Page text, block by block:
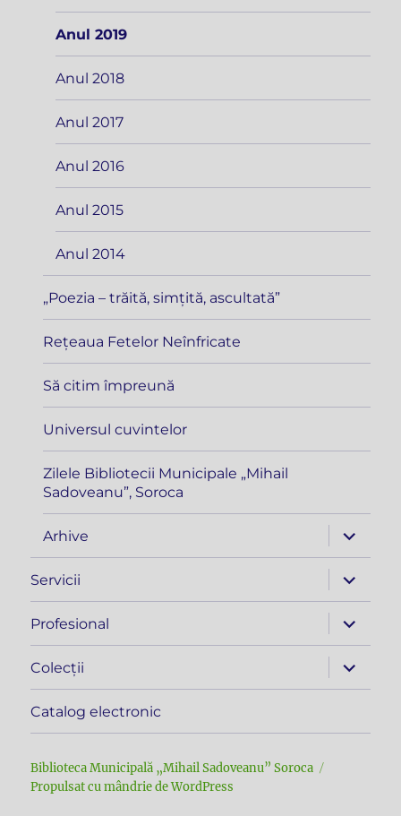
Anul 2019
Anul 2018
Anul 2017
Anul 2016
Anul 2015
Anul 2014
„Poezia – trăită, simțită, ascultată”
Rețeaua Fetelor Neînfricate
Să citim împreună
Universul cuvintelor
Zilele Bibliotecii Municipale „Mihail
Sadoveanu”, Soroca
Arhive
extinde
meniul
copil
Servicii
extinde
meniul
copil
Profesional
extinde
meniul
copil
Colecții
extinde
meniul
copil
Catalog electronic
Biblioteca Municipală „Mihail Sadoveanu” Soroca
Propulsat cu mândrie de WordPress